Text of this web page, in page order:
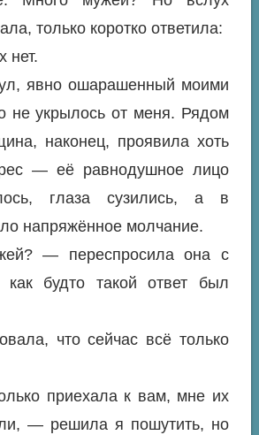
только коротко ответила:
нет.
явно ошарашенный моими
не укрылось от меня. Рядом
наконец, проявила хоть
— её равнодушное лицо
глаза сузились, а в
напряжённое молчание.
— переспросила она с
как будто такой ответ был
что сейчас всё только
приехала к вам, мне их
— решила я пошутить, но